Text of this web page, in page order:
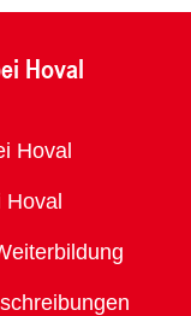
Hoval
Hoval
Hoval